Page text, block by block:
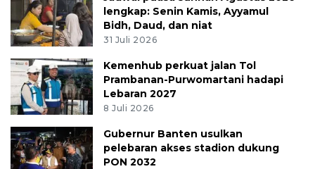
lengkap: Senin Kamis, Ayyamul
Bidh, Daud, dan niat
31 Juli 2026
Kemenhub perkuat jalan Tol
Prambanan-Purwomartani hadapi
Lebaran 2027
8 Juli 2026
Gubernur Banten usulkan
pelebaran akses stadion dukung
PON 2032